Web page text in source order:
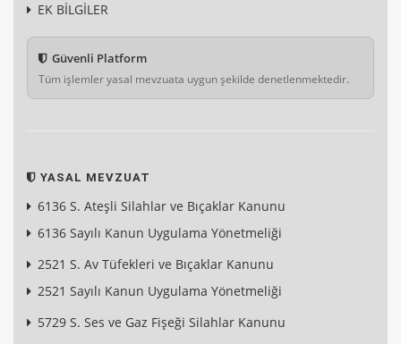
EK BİLGİLER
Güvenli Platform
Tüm işlemler yasal mevzuata uygun şekilde denetlenmektedir.
YASAL MEVZUAT
6136 S. Ateşli Silahlar ve Bıçaklar Kanunu
6136 Sayılı Kanun Uygulama Yönetmeliği
2521 S. Av Tüfekleri ve Bıçaklar Kanunu
2521 Sayılı Kanun Uygulama Yönetmeliği
5729 S. Ses ve Gaz Fişeği Silahlar Kanunu